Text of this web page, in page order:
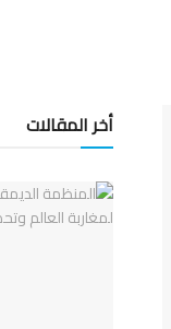
أخر المقالات